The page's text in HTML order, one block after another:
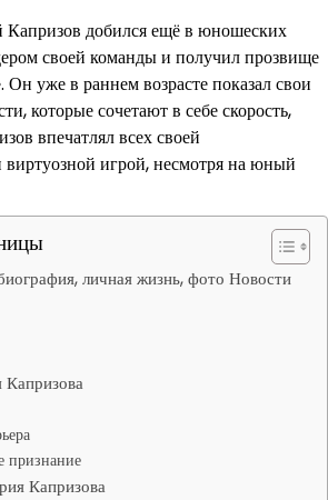
Капризов добился ещё в юношеских
своей команды и получил прозвище
уже в раннем возрасте показал свои
которые сочетают в себе скорость,
впечатлял всех своей
виртуозной игрой, несмотря на юный
личная жизнь, фото Новости
Капризова
признание
Капризова